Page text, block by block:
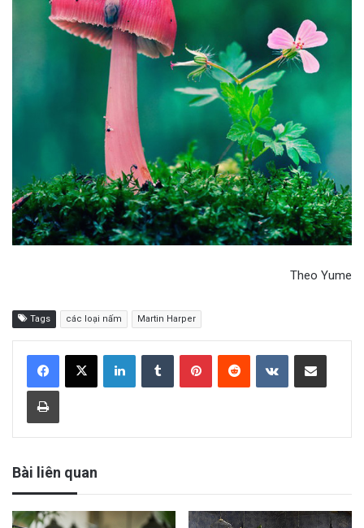
Theo Yume
Tags các loại nấm Martin Harper
Bài liên quan